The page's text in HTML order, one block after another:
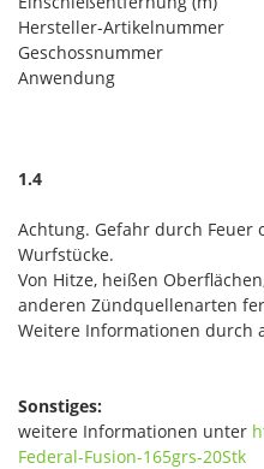
Hersteller-Artikelnummer
Geschossnummer
Anwendung
1.4
Achtung. Gefahr durch Feuer
Wurfstücke.
Von Hitze, heißen
anderen Zündquellenarten
Weitere Informationen durch
Sonstiges:
weitere Informationen unter
Federal-Fusion-165grs-20Stk